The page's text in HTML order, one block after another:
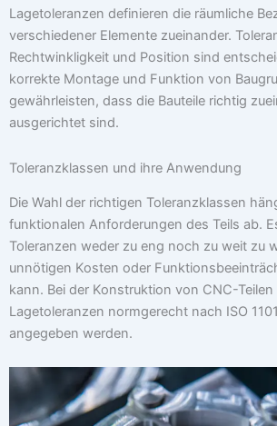
Lagetoleranzen definieren die räumliche
verschiedener Elemente zueinander.
Rechtwinkligkeit und Position sind
korrekte Montage und Funktion von
gewährleisten, dass die Bauteile richtig
ausgerichtet sind.
Toleranzklassen und ihre Anwendung
Die Wahl der richtigen Toleranzklassen
funktionalen Anforderungen des Teils ab.
Toleranzen weder zu eng noch zu weit zu
unnötigen Kosten oder
kann. Bei der Konstruktion von CNC-
Lagetoleranzen normgerecht nach ISO
angegeben werden.